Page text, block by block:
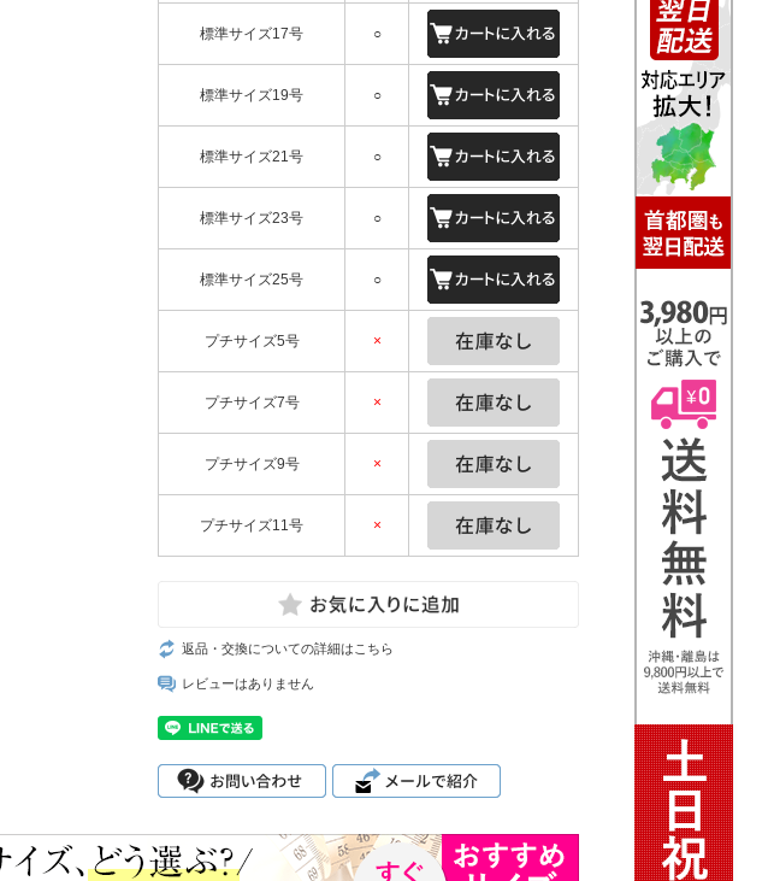
標準サイズ17号 ○
標準サイズ19号 ○
標準サイズ21号 ○
標準サイズ23号 ○
標準サイズ25号 ○
プチサイズ5号 ×
プチサイズ7号 ×
プチサイズ9号 ×
プチサイズ11号 ×
返品・交換についての詳細はこちら
レビューはありません